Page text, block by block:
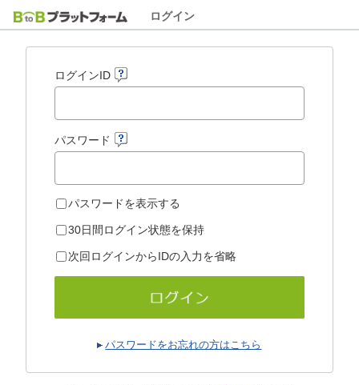
ログイン
ログインID
パスワード
パスワードを表示する
30日間ログイン状態を保持
次回ログインからIDの入力を省略
パスワードをお忘れの方はこちら